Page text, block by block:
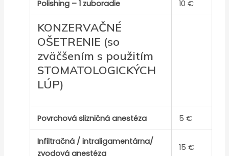
Polishing – 1 zuboradie 10 €
KONZERVAČNÉ
OŠETRENIE (so
zväčšením s použitím
STOMATOLOGICKÝCH
LÚP)
Povrchová slizničná anestéza 5 €
Infiltračná / intraligamentárna/
zvodová anestéza
15 €